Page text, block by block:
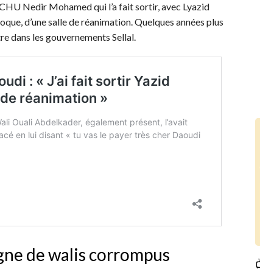
Nedir Mohamed qui l’a fait sortir, avec Lyazid
d’une salle de réanimation. Quelques années plus
dans les gouvernements Sellal.
de walis corrompus